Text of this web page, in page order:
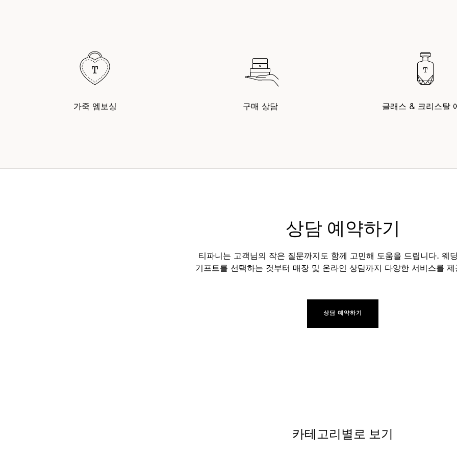
가죽 엠보싱 구매 상담 글래스 & 크리스탈
상담 예약하기
티파니는 고객님의 작은 질문까지도 함께 고민해 도움을 드립니다. 웨
기프트를 선택하는 것부터 매장 및 온라인 상담까지 다양한 서비스를
상담 예약하기
카테고리별로 보기